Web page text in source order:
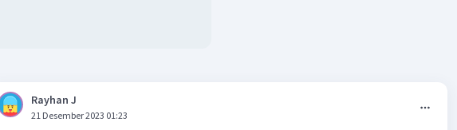
Rayhan J
21 Desember 2023 01:23